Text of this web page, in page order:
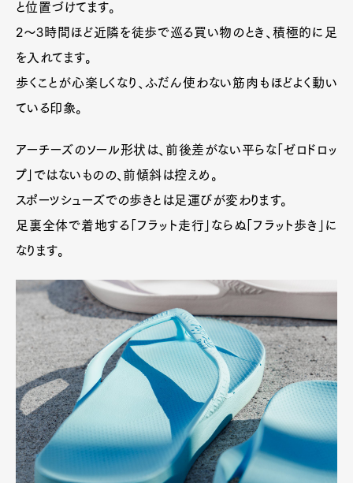
Art&Design WatchFashion
GourmetCars
CultureLifestyle
と位置づけてます。
2〜3時間ほど近隣を徒歩で巡る買い物のとき、積極的に足
を入れてます。
歩くことが心楽しくなり、ふだん使わない筋肉もほどよく動い
ている印象。
アーチーズのソール形状は、前後差がない平らな「ゼロドロッ
プ」ではないものの、前傾斜は控えめ。
スポーツシューズでの歩きとは足運びが変わります。
足裏全体で着地する「フラット走行」ならぬ「フラット歩き」に
なります。